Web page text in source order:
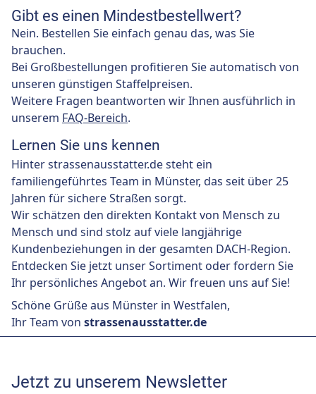
Gibt es einen Mindestbestellwert?
Nein. Bestellen Sie einfach genau das, was Sie
brauchen.
Bei Großbestellungen profitieren Sie automatisch von
unseren günstigen Staffelpreisen.
Weitere Fragen beantworten wir Ihnen ausführlich in
unserem FAQ-Bereich.
Lernen Sie uns kennen
Hinter strassenausstatter.de steht ein
familiengeführtes Team in Münster, das seit über 25
Jahren für sichere Straßen sorgt.
Wir schätzen den direkten Kontakt von Mensch zu
Mensch und sind stolz auf viele langjährige
Kundenbeziehungen in der gesamten DACH-Region.
Entdecken Sie jetzt unser Sortiment oder fordern Sie
Ihr persönliches Angebot an. Wir freuen uns auf Sie!
Schöne Grüße aus Münster in Westfalen,
Ihr Team von strassenausstatter.de
Jetzt zu unserem Newsletter